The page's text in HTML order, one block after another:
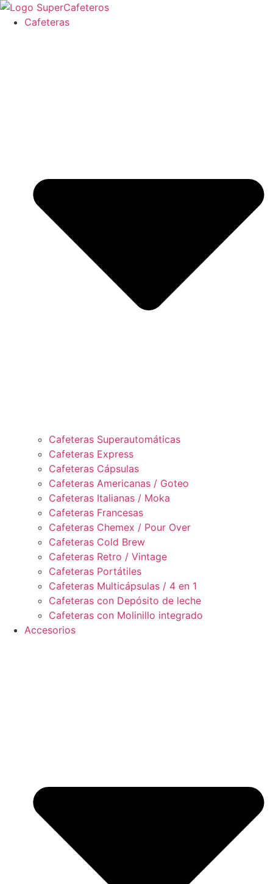
Ir
Cafeteras
Cafeteras Superautomáticas
Cafeteras Express
Cafeteras Cápsulas
Cafeteras Americanas / Goteo
Cafeteras Italianas / Moka
Cafeteras Francesas
Cafeteras Chemex / Pour Over
Cafeteras Cold Brew
Cafeteras Retro / Vintage
Cafeteras Portátiles
Cafeteras Multicápsulas / 4 en 1
Cafeteras con Depósito de leche
Cafeteras con Molinillo integrado
Accesorios